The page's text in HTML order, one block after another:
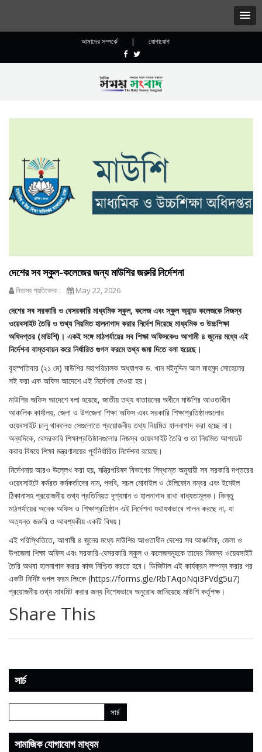
আমাদের সম্পর্কে | যোগাযোগ
দেশের সব স্কুল-কলেজের জন্য মাউশির জরুরি নির্দেশনা
নিজস্ব প্রতিবেদক : May 22, 2026
দেশের সব সরকারি ও বেসরকারি মাধ্যমিক স্কুল, কলেজ এবং স্কুল অ্যান্ড কলেজকে নিজস্ব
ওয়েবসাইট তৈরি ও তথ্য নিয়মিত হালনাগাদ করার নির্দেশ দিয়েছে মাধ্যমিক ও উচ্চশিক্ষা
অধিদপ্তর (মাউশি)। একই সঙ্গে মাঠপর্যায়ের সব শিক্ষা অফিসকেও আগামী ৪ জুনের মধ্যে এই
নির্দেশনা বাস্তবায়ন করে নির্ধারিত গুগল ফরমে তথ্য জমা দিতে বলা হয়েছে।
বৃহস্পতিবার (২১ মে) মাউশির মহাপরিচালক অধ্যাপক ড. খান মইনুদ্দিন আল মাহমুদ সোহেলের
সই করা এক অফিস আদেশে এই নির্দেশনা দেওয়া হয়।
মাউশির অফিস আদেশে বলা হয়েছে, জাতীয় তথ্য বাতায়নের অধীনে মাউশির আওতাধীন
আঞ্চলিক কার্যালয়, জেলা ও উপজেলা শিক্ষা অফিস এবং সরকারি শিক্ষাপ্রতিষ্ঠানগুলোর
ওয়েবসাইট চালু থাকলেও সেগুলোতে প্রয়োজনীয় তথ্য নিয়মিত হালনাগাদ করা হচ্ছে না।
অন্যদিকে, বেসরকারি শিক্ষাপ্রতিষ্ঠানগুলোর নিজস্ব ওয়েবসাইট তৈরি ও তা নিয়মিত আপডেট
করার বিষয়ে শিক্ষা মন্ত্রণালয়ের পূর্বনির্ধারিত নির্দেশনা রয়েছে।
নির্দেশনায় আরও উল্লেখ করা হয়, মন্ত্রিপরিষদ বিভাগের সিদ্ধান্ত অনুযায়ী সব সরকারি দপ্তরের
ওয়েবসাইটে কর্মরত কর্মকর্তাদের নাম, পদবি, সচল মোবাইল ও টেলিফোন নম্বর এবং ইমেইল
ঠিকানাসহ প্রয়োজনীয় তথ্য প্রতিনিয়ত দৃশ্যমান ও হালনাগাদ রাখা বাধ্যতামূলক। কিন্তু
মাঠপর্যায়ের অনেক অফিস ও শিক্ষাপ্রতিষ্ঠান এই নির্দেশনা যথাযথভাবে পালন করছে না, যা
অত্যন্ত জরুরি ও আবশ্যকীয় একটি বিষয়।
এই পরিস্থিতিতে, আগামী ৪ জুনের মধ্যে মাউশির আওতাধীন দেশের সব আঞ্চলিক, জেলা ও
উপজেলা শিক্ষা অফিস এবং সরকারি-বেসরকারি স্কুল ও কলেজসমূহকে তাদের নিজস্ব ওয়েবসাইট
তৈরি অথবা হালনাগাদ করার কাজ নিশ্চিত করতে হবে। ডিজিটাল এই কার্যক্রম সম্পন্ন করার পর
একটি নির্দিষ্ট গুগল ফরম লিংকে (https://forms.gle/RbTAqoNqi3FVdg5u7)
প্রয়োজনীয় তথ্য সাবমিট করার জন্য বিশেষভাবে অনুরোধ জানিয়েছে মাউশি কর্তৃপক্ষ।
Share This
সার্চ
সামাজিক যোগাযোগ মাধ্যম